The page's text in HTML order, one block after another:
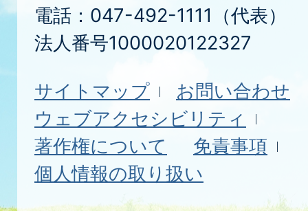
電話：047-492-1111（代表）
法人番号1000020122327
サイトマップ
お問い合わせ
ウェブアクセシビリティ
著作権について
免責事項
個人情報の取り扱い